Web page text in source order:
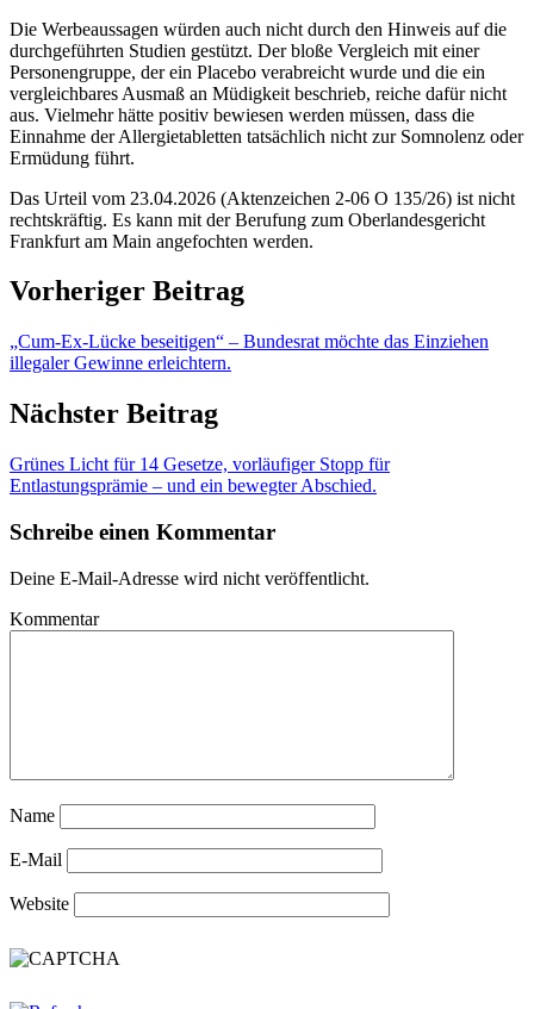
Die Werbeaussagen würden auch nicht durch den Hinweis auf die
durchgeführten Studien gestützt. Der bloße Vergleich mit einer
Personengruppe, der ein Placebo verabreicht wurde und die ein
vergleichbares Ausmaß an Müdigkeit beschrieb, reiche dafür nicht
aus. Vielmehr hätte positiv bewiesen werden müssen, dass die
Einnahme der Allergietabletten tatsächlich nicht zur Somnolenz oder
Ermüdung führt.
Das Urteil vom 23.04.2026 (Aktenzeichen 2-06 O 135/26) ist nicht
rechtskräftig. Es kann mit der Berufung zum Oberlandesgericht
Frankfurt am Main angefochten werden.
Vorheriger Beitrag
„Cum-Ex-Lücke beseitigen“ – Bundesrat möchte das Einziehen
illegaler Gewinne erleichtern.
Nächster Beitrag
Grünes Licht für 14 Gesetze, vorläufiger Stopp für
Entlastungsprämie – und ein bewegter Abschied.
Schreibe einen Kommentar
Deine E-Mail-Adresse wird nicht veröffentlicht.
Kommentar
Name
E-Mail
Website